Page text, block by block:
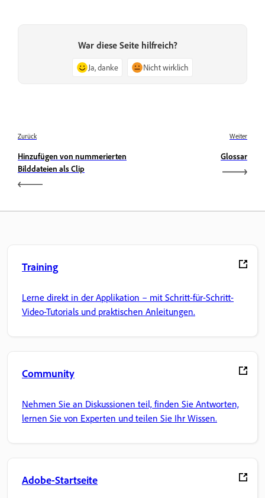
War diese Seite hilfreich?
Ja, danke Nicht wirklich
Zurück
Hinzufügen von nummerierten
Bilddateien als Clip
Weiter
Glossar
Training
Lerne direkt in der Applikation – mit Schritt-für-Schritt-
Video-Tutorials und praktischen Anleitungen.
Community
Nehmen Sie an Diskussionen teil, finden Sie Antworten,
lernen Sie von Experten und teilen Sie Ihr Wissen.
Adobe-Startseite